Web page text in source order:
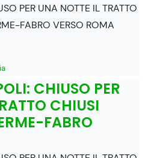
PER UNA NOTTE IL TRATTO
FABRO VERSO ROMA
CHIUSO PER
CHIUSI
FABRO